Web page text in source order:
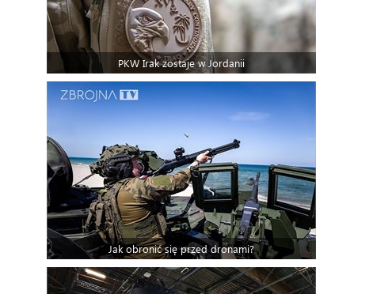
PKW Irak zostaje w Jordanii
Jak obronić się przed dronami?